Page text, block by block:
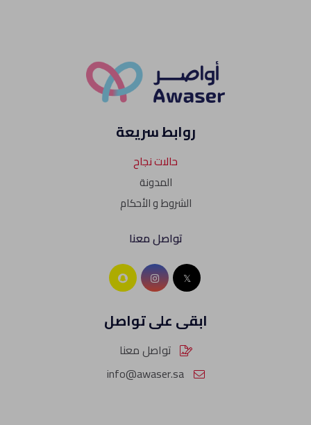
روابط سريعة
حالات نجاح
المدونة
الشروط و الأحكام
تواصل معنا
ابقى على تواصل
تواصل معنا
info@awaser.sa